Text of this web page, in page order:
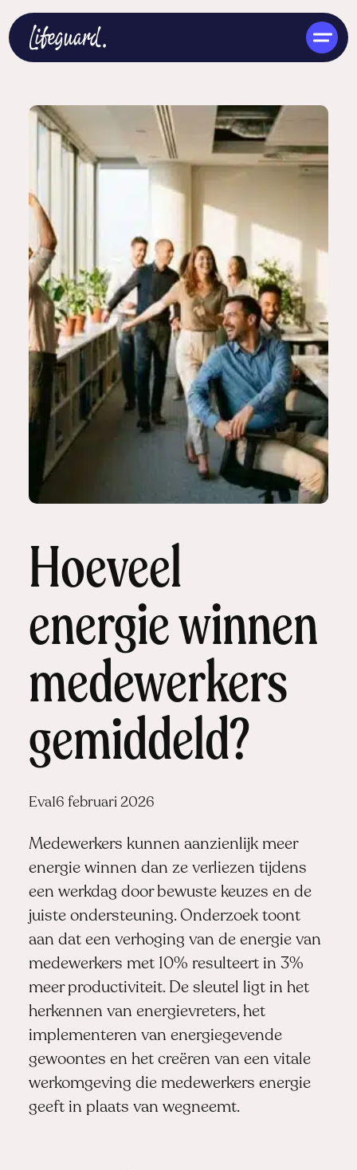
Hoeveel
energie winnen
medewerkers
gemiddeld?
Posted
Eva16 februari 2026
Medewerkers kunnen aanzienlijk meer
energie winnen dan ze verliezen tijdens
een werkdag door bewuste keuzes en de
juiste ondersteuning. Onderzoek toont
aan dat een verhoging van de energie van
medewerkers met 10% resulteert in 3%
meer productiviteit. De sleutel ligt in het
herkennen van energievreters, het
implementeren van energiegevende
gewoontes en het creëren van een vitale
werkomgeving die medewerkers energie
geeft in plaats van wegneemt.